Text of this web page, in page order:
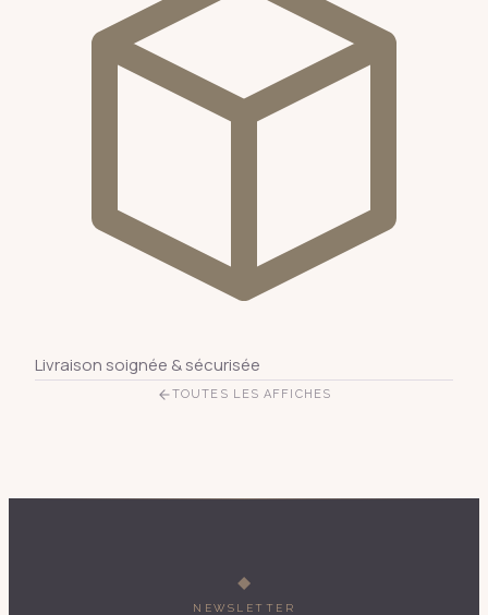
Livraison soignée & sécurisée
TOUTES LES AFFICHES
NEWSLETTER